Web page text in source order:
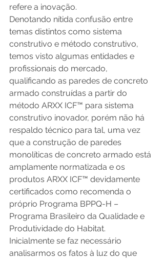
refere a inovação.
Denotando nítida confusão entre
temas distintos como sistema
construtivo e método construtivo,
temos visto algumas entidades e
profissionais do mercado,
qualificando as paredes de concreto
armado construídas a partir do
método ARXX ICF™ para sistema
construtivo inovador, porém não há
respaldo técnico para tal, uma vez
que a construção de paredes
monolíticas de concreto armado está
amplamente normatizada e os
produtos ARXX ICF™ devidamente
certificados como recomenda o
próprio Programa BPPQ-H –
Programa Brasileiro da Qualidade e
Produtividade do Habitat.
Inicialmente se faz necessário
analisarmos os fatos à luz do que